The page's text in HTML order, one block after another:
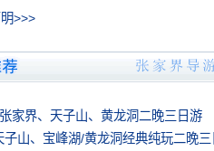
>>>
家界、天子山、黄龙洞二晚三日游
子山、宝峰湖/黄龙洞经典纯玩二晚三